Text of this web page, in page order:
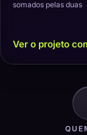
somados pelas duas
Ver o projeto